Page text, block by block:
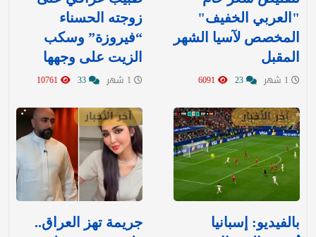
"العربي الخفيف"
المخصص لآسيا الشهر
المقبل
زوجته الحسناء
“فيروزة” وسكب
الزيت على وجهها
آخر الأخبار
بالفيديو: إسبانيا
آخر الأخبار
جريمة تهز العراق..